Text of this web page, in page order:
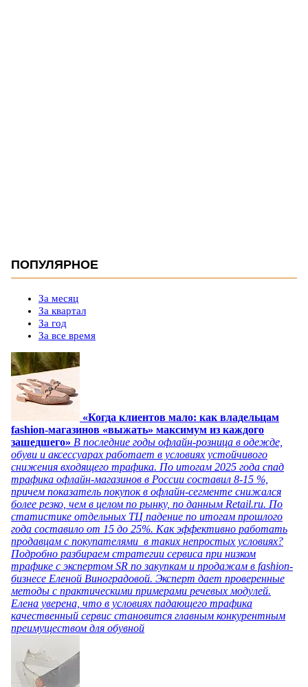
ПОПУЛЯРНОЕ
За месяц
За квартал
За год
За все время
«Когда клиентов мало: как владельцам
fashion-магазинов «выжать» максимум из каждого
зашедшего» В последние годы офлайн-розница в одежде,
обуви и аксессуарах работает в условиях устойчивого
снижения входящего трафика. По итогам 2025 года спад
трафика офлайн-магазинов в России составил 8-15 %,
причем показатель покупок в офлайн-сегменте снижался
более резко, чем в целом по рынку, по данным Retail.ru. По
статистике отдельных ТЦ падение по итогам прошлого
года составило от 15 до 25%. Как эффективно работать
продавцам с покупателями в таких непростых условиях?
Подробно разбираем стратегии сервиса при низком
трафике с экспертом SR по закупкам и продажам в fashion-
бизнесе Еленой Виноградовой. Эксперт дает проверенные
методы с практическими примерами речевых модулей.
Елена уверена, что в условиях падающего трафика
качественный сервис становится главным конкурентным
преимуществом для обувной